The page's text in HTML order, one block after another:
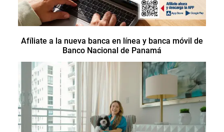
Afíliate a la nueva banca en línea y banca móvil de
Banco Nacional de Panamá